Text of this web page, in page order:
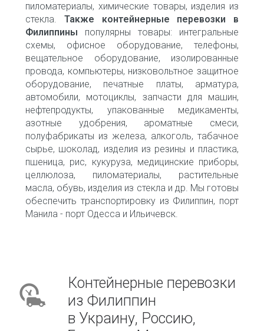
пиломатериалы, химические товары, изделия из
стекла. Также контейнерные перевозки в
Филиппины популярны товары: интегральные
схемы, офисное оборудование, телефоны,
вещательное оборудование, изолированные
провода, компьютеры, низковольтное защитное
оборудование, печатные платы, арматура,
автомобили, мотоциклы, запчасти для машин,
нефтепродукты, упакованные медикаменты,
азотные удобрения, ароматные смеси,
полуфабрикаты из железа, алкоголь, табачное
сырье, шоколад, изделия из резины и пластика,
пшеница, рис, кукуруза, медицинские приборы,
целлюлоза, пиломатериалы, растительные
масла, обувь, изделия из стекла и др. Мы готовы
обеспечить транспортировку из Филиппин, порт
Манила - порт Одесса и Ильичевск.
Контейнерные перевозки
из Филиппин
в Украину, Россию,